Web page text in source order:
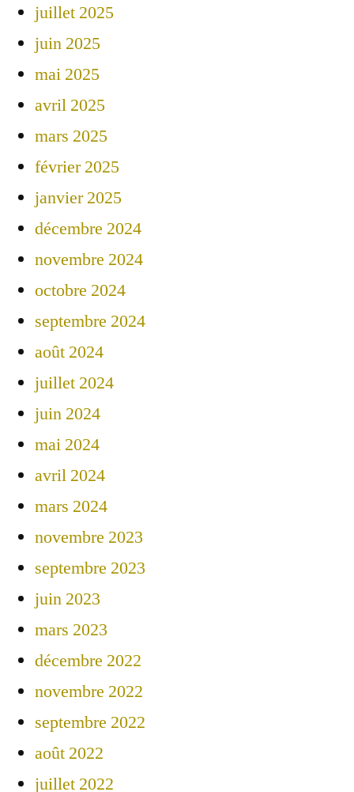
juillet 2025
juin 2025
mai 2025
avril 2025
mars 2025
février 2025
janvier 2025
décembre 2024
novembre 2024
octobre 2024
septembre 2024
août 2024
juillet 2024
juin 2024
mai 2024
avril 2024
mars 2024
novembre 2023
septembre 2023
juin 2023
mars 2023
décembre 2022
novembre 2022
septembre 2022
août 2022
juillet 2022